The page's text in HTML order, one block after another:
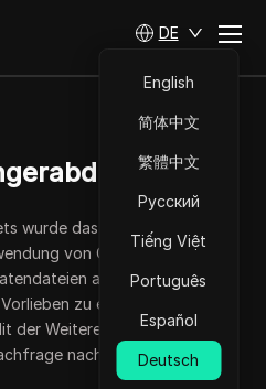
DE
English
简体中文
繁體中文
Русский
Tiếng Việt
Português
Español
Deutsch
wurde das Tracking
von Cookies erreicht.
auf dem Gerät eines
zu erinnern und sein
der Weiterentwicklung der
nach zuverlässigeren